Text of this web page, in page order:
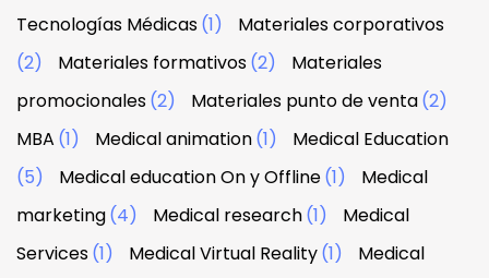
Tecnologías Médicas(1)
Materiales corporativos
(2)
Materiales formativos(2)
Materiales
promocionales(2) Materiales punto de venta(2)
MBA (1) Medical animation(1)
Medical Education
(5)
Medical education On y Offline(1)
Medical
marketing(4) Medical research(1)
Medical
Services(1) Medical Virtual Reality(1)
Medical